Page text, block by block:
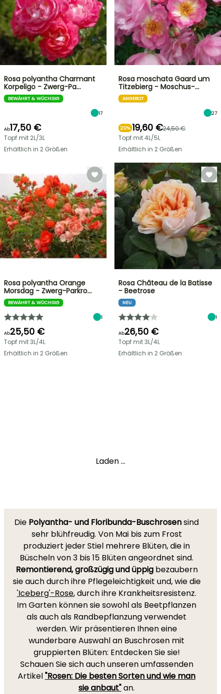
Rosa polyantha Charmant
Korpeligo - Zwerg-Pa…
BEWÄHRT & WÜCHSIG
17
Ab17,50 €
Topf mit 2L/3L
Erhältlich in 2 Größen
Rosa moschata Gaard um
Titzebierg - Moschus-…
ANGEBOT
27
20% 19,60 €24,50 €
Topf mit 4L/5L
Erhältlich in 2 Größen
Rosa polyantha Orange
Morsdag - Zwerg-Parkro…
BEWÄHRT & WÜCHSIG
1
Ab25,50 €
Topf mit 3L/4L
Erhältlich in 2 Größen
Rosa Château de la Batisse
- Beetrose
NEU
1
Ab26,50 €
Topf mit 3L/4L
Erhältlich in 2 Größen
Laden ...
Die Polyantha- und Floribunda-Buschrosensind
sehr blühfreudig. Von Mai bis zum Frost
produziert jeder Stiel mehrere Blüten, die in
Büscheln von 3 bis 15 Blüten angeordnet sind.
Remontierend, großzügig und üppigbezaubern
sie auch durch ihre Pflegeleichtigkeit und, wie die
'Iceberg'-Rose, durch ihre Krankheitsresistenz.
Im Garten können sie sowohl als Beetpflanzen
als auch als Randbepflanzung verwendet
werden. Wir präsentieren Ihnen eine
wunderbare Auswahl an Buschrosen mit
gruppierten Blüten: Entdecken Sie sie!
Schauen Sie sich auch unseren umfassenden
Artikel"Rosen: Die besten Sorten und wie man
sie anbaut"an.